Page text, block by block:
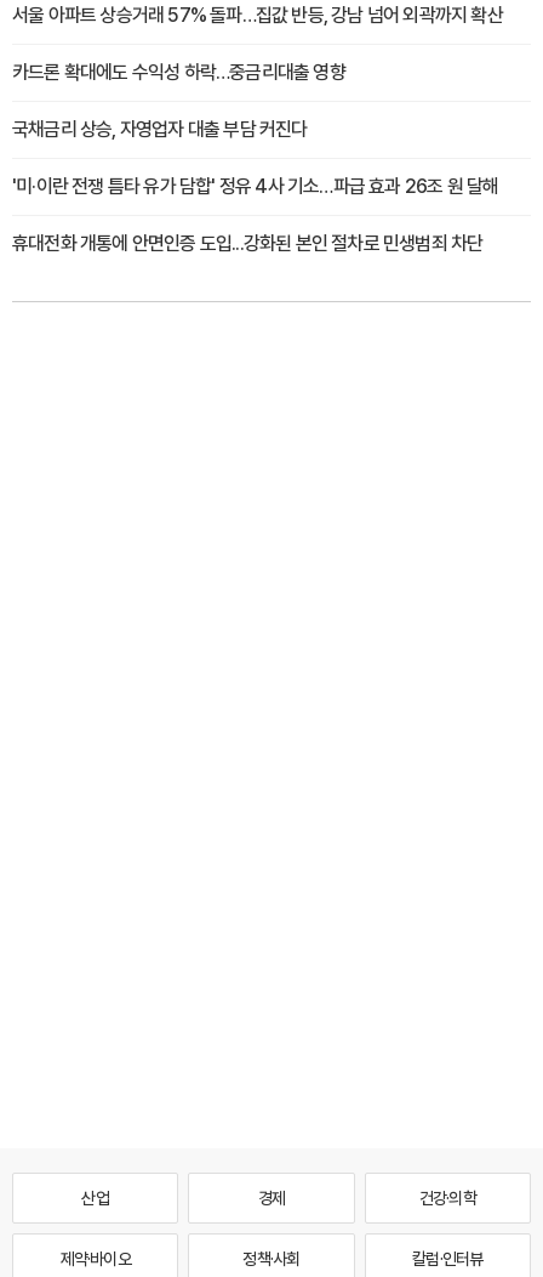
서울 아파트 상승거래 57% 돌파…집값 반등, 강남 넘어 외곽까지 확산
카드론 확대에도 수익성 하락…중금리대출 영향
국채금리 상승, 자영업자 대출 부담 커진다
'미·이란 전쟁 틈타 유가 담합' 정유 4사 기소…파급 효과 26조 원 달해
휴대전화 개통에 안면인증 도입...강화된 본인 절차로 민생범죄 차단
산업 경제 건강·의학
제약·바이오 정책·사회 칼럼·인터뷰